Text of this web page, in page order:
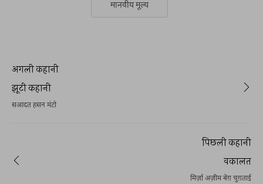
मानवीय मूल्य
अगली कहानी
झूटी कहानी
सआदत हसन मंटो
पिछली कहानी
वकालत
मिर्ज़ा अज़ीम बेग़ चुग़ताई